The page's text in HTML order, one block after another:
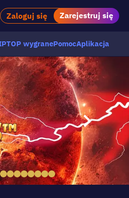
Zaloguj się Zarejestruj się
TOP wygranePomocAplikacja